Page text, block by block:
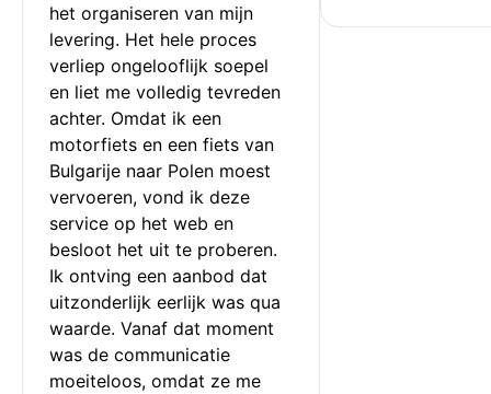
het organiseren van mijn
levering. Het hele proces
verliep ongelooflijk soepel
en liet me volledig tevreden
achter. Omdat ik een
motorfiets en een fiets van
Bulgarije naar Polen moest
vervoeren, vond ik deze
service op het web en
besloot het uit te proberen.
Ik ontving een aanbod dat
uitzonderlijk eerlijk was qua
waarde. Vanaf dat moment
was de communicatie
moeiteloos, omdat ze me